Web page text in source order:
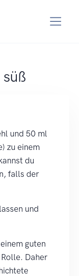
und 50 ml
zu einem
du
falls der
und
guten
Daher